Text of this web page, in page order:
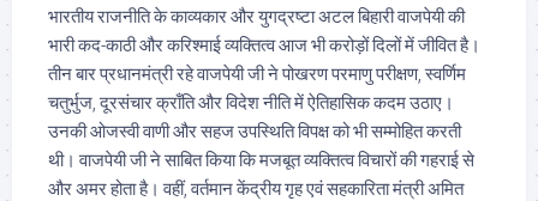
भारतीय राजनीति के काव्यकार और युगद्रष्टा अटल बिहारी वाजपेयी की
भारी कद-काठी और करिश्माई व्यक्तित्व आज भी करोड़ों दिलों में जीवित है।
तीन बार प्रधानमंत्री रहे वाजपेयी जी ने पोखरण परमाणु परीक्षण, स्वर्णिम
चतुर्भुज, दूरसंचार क्राँति और विदेश नीति में ऐतिहासिक कदम उठाए।
उनकी ओजस्वी वाणी और सहज उपस्थिति विपक्ष को भी सम्मोहित करती
थी। वाजपेयी जी ने साबित किया कि मजबूत व्यक्तित्व विचारों की गहराई से
और अमर होता है। वहीं, वर्तमान केंद्रीय गृह एवं सहकारिता मंत्री अमित